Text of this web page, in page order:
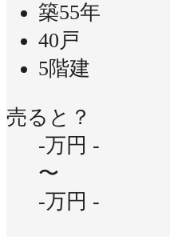
築55年
40戸
5階建
売ると？
-万円 -
〜
-万円 -